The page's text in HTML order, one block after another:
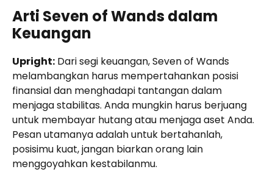
Arti Seven of Wands dalam
Keuangan
Upright: Dari segi keuangan, Seven of Wands
melambangkan harus mempertahankan posisi
finansial dan menghadapi tantangan dalam
menjaga stabilitas. Anda mungkin harus berjuang
untuk membayar hutang atau menjaga aset Anda.
Pesan utamanya adalah untuk bertahanlah,
posisimu kuat, jangan biarkan orang lain
menggoyahkan kestabilanmu.